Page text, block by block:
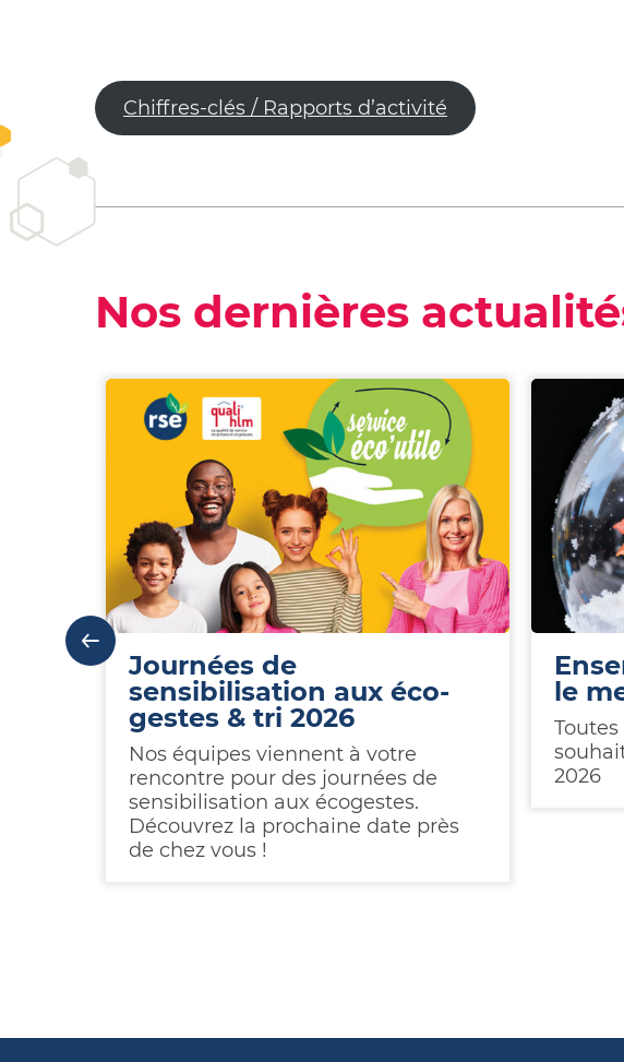
Chiffres-clés / Rapports d’activité
Nos dernières
Journées de
sensibilisation aux éco-
gestes & tri 2026
Nos équipes viennent à votre
rencontre pour des journées de
sensibilisation aux écogestes.
Découvrez la prochaine date près
de chez vous !
le
2026